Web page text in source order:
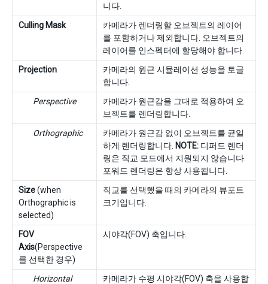
니다.
Culling Mask
카메라가 렌더링할 오브젝트의 레이어
를 포함하거나 제외합니다. 오브젝트의
레이어를 인스펙터에 할당해야 합니다.
Projection
카메라의 원근 시뮬레이션 성능을 토글
합니다.
Perspective
카메라가 원근감을 그대로 적용하여 오
브젝트를 렌더링합니다.
Orthographic
카메라가 원근감 없이 오브젝트를 균일
하게 렌더링합니다. NOTE: 디퍼드 렌더
링은 직교 모드에서 지원되지 않습니다.
포워드 렌더링은 항상 사용됩니다.
Size(when
Orthographic is
selected)
직교를 선택했을 때의 카메라의 뷰포트
크기입니다.
FOV
Axis(Perspective
를 선택한 경우)
시야각(FOV) 축입니다.
Horizontal
카메라가 수평 시야각(FOV) 축을 사용합